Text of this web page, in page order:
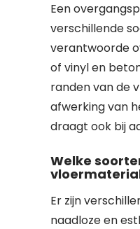
Een
verschillende
verantwoorde
of vinyl en
randen van de
afwerking van
draagt ook bij
Welke
Er zijn
naadloze en